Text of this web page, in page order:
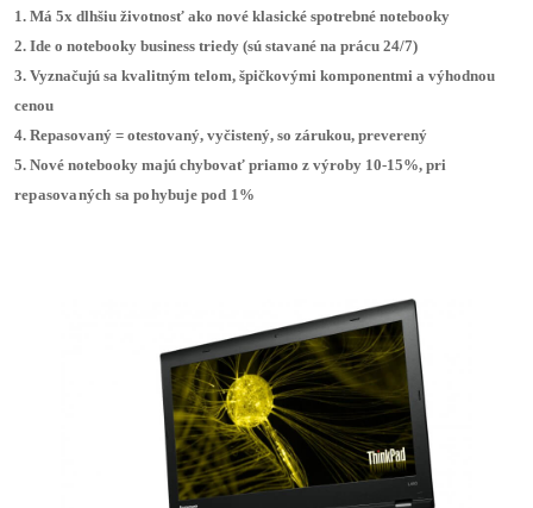
1. Má 5x dlhšiu životnosť ako nové klasické spotrebné notebooky
2. Ide o notebooky business triedy (sú stavané na prácu 24/7)
3. Vyznačujú sa kvalitným telom, špičkovými komponentmi a výhodnou
cenou
4. Repasovaný = otestovaný, vyčistený, so zárukou, preverený
5. Nové notebooky majú chybovať priamo z výroby 10-15%, pri
repasovaných sa pohybuje pod 1%